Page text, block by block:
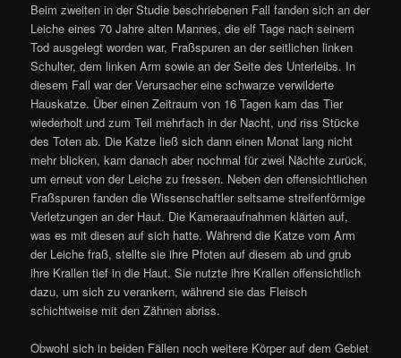
Beim zweiten in der Studie beschriebenen Fall fanden sich an der
Leiche eines 70 Jahre alten Mannes, die elf Tage nach seinem
Tod ausgelegt worden war, Fraßspuren an der seitlichen linken
Schulter, dem linken Arm sowie an der Seite des Unterleibs. In
diesem Fall war der Verursacher eine schwarze verwilderte
Hauskatze. Über einen Zeitraum von 16 Tagen kam das Tier
wiederholt und zum Teil mehrfach in der Nacht, und riss Stücke
des Toten ab. Die Katze ließ sich dann einen Monat lang nicht
mehr blicken, kam danach aber nochmal für zwei Nächte zurück,
um erneut von der Leiche zu fressen. Neben den offensichtlichen
Fraßspuren fanden die Wissenschaftler seltsame streifenförmige
Verletzungen an der Haut. Die Kameraaufnahmen klärten auf,
was es mit diesen auf sich hatte. Während die Katze vom Arm
der Leiche fraß, stellte sie ihre Pfoten auf diesem ab und grub
ihre Krallen tief in die Haut. Sie nutzte ihre Krallen offensichtlich
dazu, um sich zu verankern, während sie das Fleisch
schichtweise mit den Zähnen abriss.
Obwohl sich in beiden Fällen noch weitere Körper auf dem Gebiet